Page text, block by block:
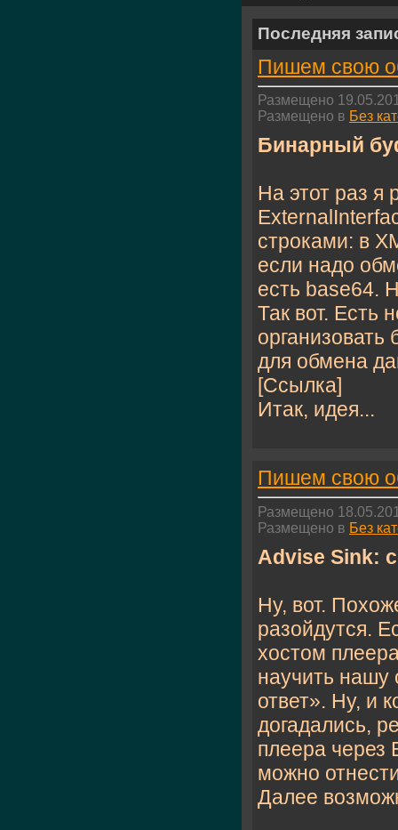
Последняя
Пишем свою
Размещено
Размещено в Без
Бинарный
На этот раз я
строками: в
если надо
есть basе64.
Так вот. Есть
для обмена
[Ссылка]
Итак, идея...
Пишем свою
Размещено
Размещено в Без
Advise Sink:
Ну, вот.
разойдутся.
хостом
научить нашу
ответ». Ну, и
догадались,
плеера через
можно
Далее